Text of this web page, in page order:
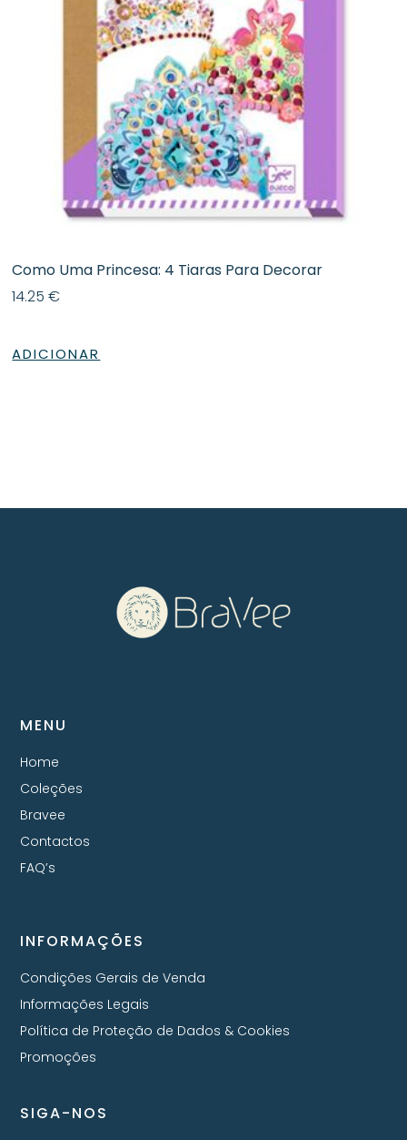
Como Uma Princesa: 4 Tiaras Para Decorar
14.25€
ADICIONAR
MENU
Home
Coleções
Bravee
Contactos
FAQ’s
INFORMAÇÕES
Condições Gerais de Venda
Informações Legais
Política de Proteção de Dados & Cookies
Promoções
SIGA-NOS